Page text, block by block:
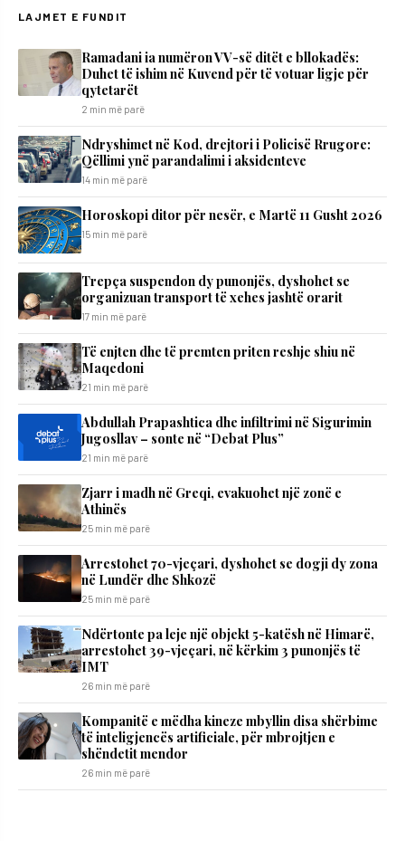
LAJMET E FUNDIT
Ramadani ia numëron VV-së ditët e bllokadës:
Duhet të ishim në Kuvend për të votuar ligje për
qytetarët
2 min më parë
Ndryshimet në Kod, drejtori i Policisë Rrugore:
Qëllimi ynë parandalimi i aksidenteve
14 min më parë
Horoskopi ditor për nesër, e Martë 11 Gusht 2026
15 min më parë
Trepça suspendon dy punonjës, dyshohet se
organizuan transport të xehes jashtë orarit
17 min më parë
Të enjten dhe të premten priten reshje shiu në
Maqedoni
21 min më parë
Abdullah Prapashtica dhe infiltrimi në Sigurimin
Jugosllav – sonte në “Debat Plus”
21 min më parë
Zjarr i madh në Greqi, evakuohet një zonë e
Athinës
25 min më parë
Arrestohet 70-vjeçari, dyshohet se dogji dy zona
në Lundër dhe Shkozë
25 min më parë
Ndërtonte pa leje një objekt 5-katësh në Himarë,
arrestohet 39-vjeçari, në kërkim 3 punonjës të
IMT
26 min më parë
Kompanitë e mëdha kineze mbyllin disa shërbime
të inteligjencës artificiale, për mbrojtjen e
shëndetit mendor
26 min më parë